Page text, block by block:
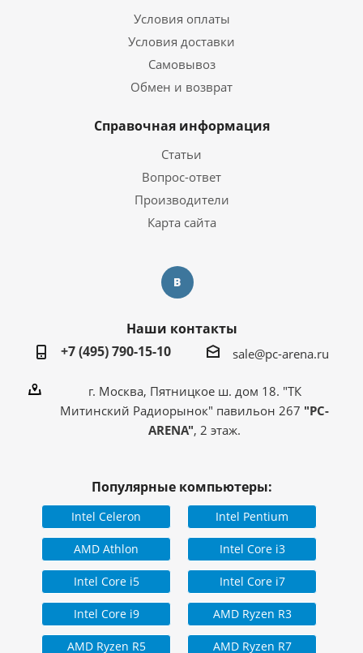
Условия оплаты
Условия доставки
Самовывоз
Обмен и возврат
Справочная информация
Статьи
Вопрос-ответ
Производители
Карта сайта
Наши контакты
+7 (495) 790-15-10
sale@pc-arena.ru
г. Москва, Пятницкое ш. дом 18. "ТК
Митинский Радиорынок" павильон 267 "PC-
ARENA", 2 этаж.
Популярные компьютеры:
Intel Celeron Intel Pentium
AMD Athlon Intel Core i3
Intel Core i5 Intel Core i7
Intel Core i9 AMD Ryzen R3
AMD Ryzen R5 AMD Ryzen R7